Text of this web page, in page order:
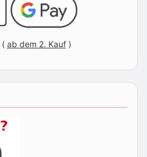
( ab dem 2. Kauf)